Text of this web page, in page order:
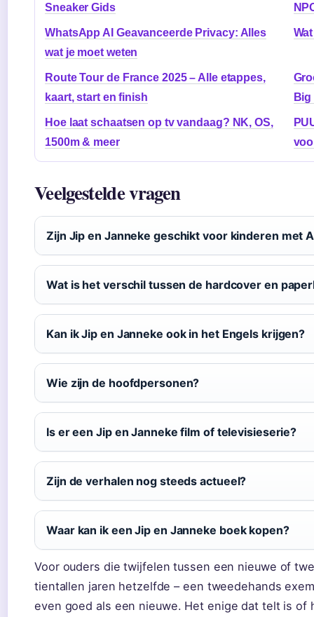
Sneaker Gids
WhatsApp AI Geavanceerde Privacy: Alles
wat je moet weten
Route Tour de France 2025 – Alle etappes,
kaart, start en finish
Hoe laat schaatsen op tv vandaag? NK, OS,
1500m & meer
Veelgestelde vragen
Zijn Jip en Janneke geschikt voor kinderen met
Wat is het verschil tussen de hardcover en
Kan ik Jip en Janneke ook in het Engels krijgen?
Wie zijn de hoofdpersonen?
Is er een Jip en Janneke film of televisieserie?
Zijn de verhalen nog steeds actueel?
Waar kan ik een Jip en Janneke boek kopen?
Voor ouders die twijfelen tussen een nieuwe of
tientallen jaren hetzelfde – een tweedehands
even goed als een nieuwe. Het enige dat telt is